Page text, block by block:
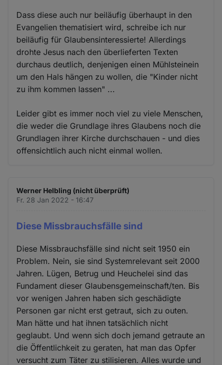
Dass diese auch nur beiläufig überhaupt in den
Evangelien thematisiert wird, schreibe ich nur
beiläufig für Glaubensinteressierte! Allerdings
drohte Jesus nach den überlieferten Texten
durchaus deutlich, denjenigen einen Mühlsteinein
um den Hals hängen zu wollen, die "Kinder nicht
zu ihm kommen lassen" ...
Leider gibt es immer noch viel zu viele Menschen,
die weder die Grundlage ihres Glaubens noch die
Grundlagen ihrer Kirche durchschauen - und dies
offensichtlich auch nicht einmal wollen.
Werner Helbling (nicht überprüft)
Fr. 28 Jan 2022 - 16:47
Diese Missbrauchsfälle sind
Diese Missbrauchsfälle sind nicht seit 1950 ein
Problem. Nein, sie sind Systemrelevant seit 2000
Jahren. Lügen, Betrug und Heuchelei sind das
Fundament dieser Glaubensgemeinschaft/ten. Bis
vor wenigen Jahren haben sich geschädigte
Personen gar nicht erst getraut, sich zu outen.
Man hätte und hat ihnen tatsächlich nicht
geglaubt. Und wenn sich doch jemand getraute an
die Öffentlichkeit zu geraten, hat man das Opfer
versucht zum Täter zu stilisieren. Alles wurde und